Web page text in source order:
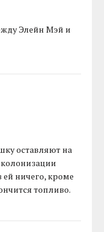
Элейн Мэй и
оставляют на
ей ничего, кроме
топливо.